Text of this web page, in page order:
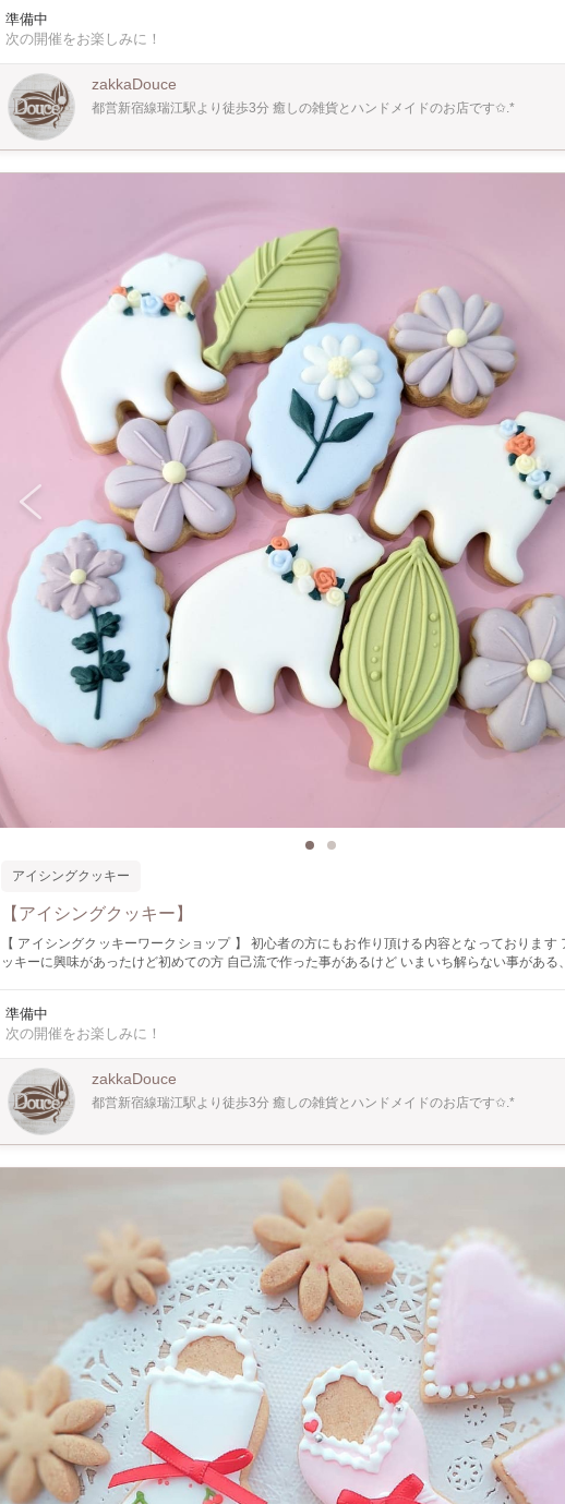
8月19日(火) 10時〜11時 11時〜12時 ◇募集人数◇ 各会6名様 ⁡ ◇参加料金◇ 1980円（税込） ◇持ち物◇ 作
品お持ち帰り用の袋 ⁡◇講師◇ « mijucookie » @icingcookie.miju 【 WinWin_ww_Project 割引 】 ひとり親家
お気持ちではありますが 作品ご購入時、ワークショップ参加費を 少しでもたくさんの方へ癒
い思いより 微力ではありますが 各10%ずつ割り引きさせて頂きます⟡.* ※ひとり親証明確認の出
害者証明確認の出来る書類の ご提示をお願い致します。 【 利用登録会員割引 】 作品ご購入時、ワークショ
ップ参加費を 日頃の感謝を込めまして コチラもお気持ちではありますが 10%割り引きさせて
上記割引は該当分併用致します☆ ※ワークショップのご参加での割引利用は 当日店頭にて差額分を精算させ
て頂きます。 ◇場所◇ zakka&hairsalon Douce 店内 ワークショップスペース 江戸川区南篠崎町3-1-1 メゾン
準備中
次の開催をお楽しみに！
zakkaDouce
都営新宿線瑞江駅より徒歩3分 癒しの雑貨とハンドメイドのお店です✩.*
アイシングクッキー
【アイシングクッキー】
【 アイシングクッキーワークショップ 】 初心者の方にもお作り頂ける内容となっております アイシングク
ッキーに興味があったけど初めての方 自己流で作った事があるけど いまいち解らない事がある、、、 等のど
ュー料金◇ ⁡＊ドリンク付き 3,300円 くま、お花、葉っぱ、モチーフ型 計4枚 ◇製作タイムスケジュール◇
13:00〜クッキー生地の配合 13:30~ロイヤルアイシングの作り 14:00~色付 ※進捗状況により多
途料金でご対応致します ⁡◇講師◇ NICO SWEETS SHOP @25.nico.sweets 中村 喜子 西洋製菓専門学校を
卒業し多数の菓子店、調理場で働き、昨年春江町の工房をOPEN オーダーケーキやオーダー
成、販売をしています、マルシェ、新小岩CafeLikeにて焼き菓子販売中 ～ WinWin_ww_Project 割引 ～ ひと
り親家庭で生活されている方、 ご本人、お子様、 障害をお持ちで生活されている方、 ご本人
当される方へお気持ちではありますが 作品ご購入時、ワークショップ参加料金を 少しでもた
しをお届けしたい思いより 微力ではありますが 各10%ずつ割り引きさせて頂きます⟡.* ※ひと
時、ワークショップ参加料金を 日頃の感謝を込めまして コチラもお気持ちではありますが
差額分を精算させて頂きます。 ⁡ ◇場所◇ zakka&hairsalon Douce 店内 ワークショップスペー
篠崎町3-1-1 メゾンSUGAⅡ 1F 都営新宿線瑞江駅南口より徒歩3分 03-6638-6050
準備中
次の開催をお楽しみに！
zakkaDouce
都営新宿線瑞江駅より徒歩3分 癒しの雑貨とハンドメイドのお店です✩.*